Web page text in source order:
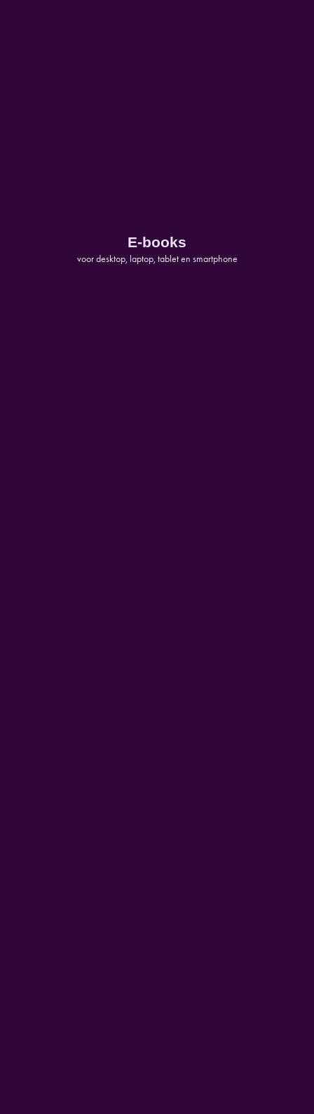
E-books
voor desktop, laptop, tablet en smartphone